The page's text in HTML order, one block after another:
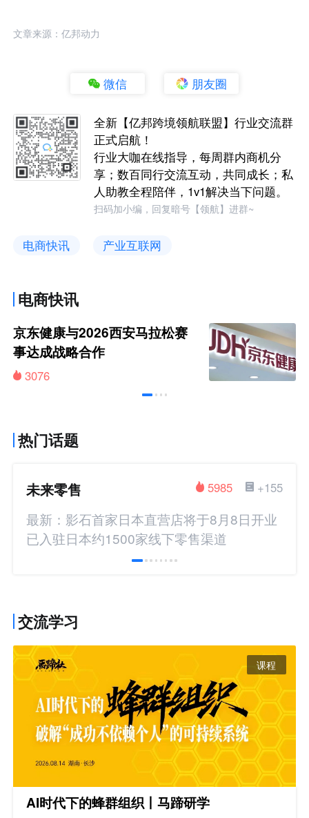
文章来源：亿邦动力
微信 朋友圈
全新【亿邦跨境领航联盟】行业交流群
正式启航！
行业大咖在线指导，每周群内商机分
享；数百同行交流互动，共同成长；私
人助教全程陪伴，1v1解决当下问题。
扫码加小编，回复暗号【领航】进群~
电商快讯 产业互联网
电商快讯
京东健康与2026西安马拉松赛
事达成战略合作
3076
热门话题
未来零售 +155
5985
最新：影石首家日本直营店将于8月8日开业
已入驻日本约1500家线下零售渠道
交流学习
课程
AI时代下的蜂群组织丨马蹄研学